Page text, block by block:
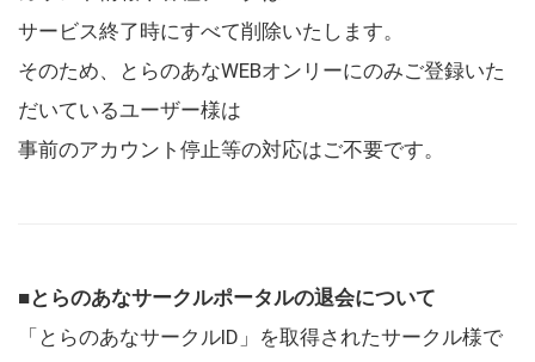
サービス終了時にすべて削除いたします。
そのため、とらのあなWEBオンリーにのみご登録いた
だいているユーザー様は
事前のアカウント停止等の対応はご不要です。
■とらのあなサークルポータルの退会について
「とらのあなサークルID」を取得されたサークル様で